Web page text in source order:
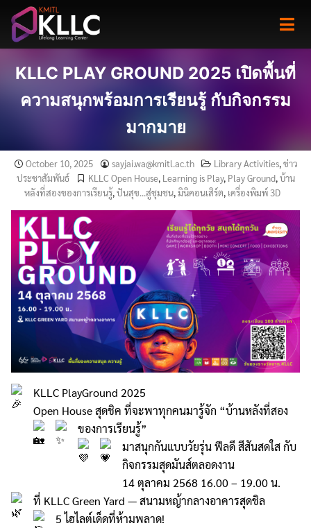
content
KLLC PLAY GROUND 2025 เปิดพื้นที่
ความสนุกพร้อมการเรียนรู้ กับกิจกรรม
มากมาย
October 10, 2025 sayjai.wa@kmitl.ac.th Library Activities,ข่าว
ประชาสัมพันธ์
KLLC Open House, Learning is Play, Play Ground,บ้าน
หลังที่สองของการเรียนรู้,ปันสุข...สู่ชุมชน,มินิคอนเสิร์ต, เครื่องพิมพ์ 3D
KLLC PlayGround 2025
Open House สุดชิค ที่จะพาทุกคนมารู้จัก “บ้านหลังที่สอง
ของการเรียนรู้”
มาสนุกกันแบบวัยรุ่น ฟีลดี สีสันสดใสกับ
กิจกรรมสุดมันส์ตลอดงาน
14 ตุลาคม 2568 16.00 – 19.00 น.
ที่ KLLC Green Yard — สนามหญ้ากลางอาคารสุดชิล
5 ไฮไลต์เด็ดที่ห้ามพลาด!